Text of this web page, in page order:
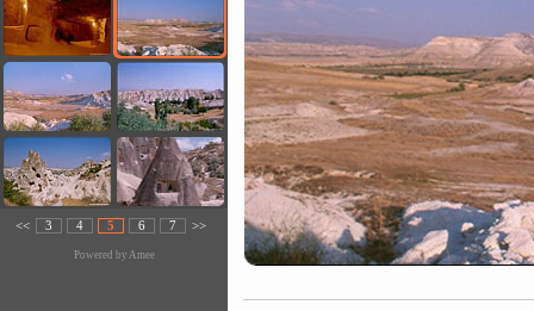
<< 3 4 5 6 7 >>
Powered by Amee